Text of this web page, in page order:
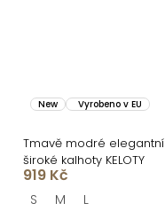
New Vyrobeno v EU
Tmavě modré elegantní
široké kalhoty KELOTY
919 Kč
S M L